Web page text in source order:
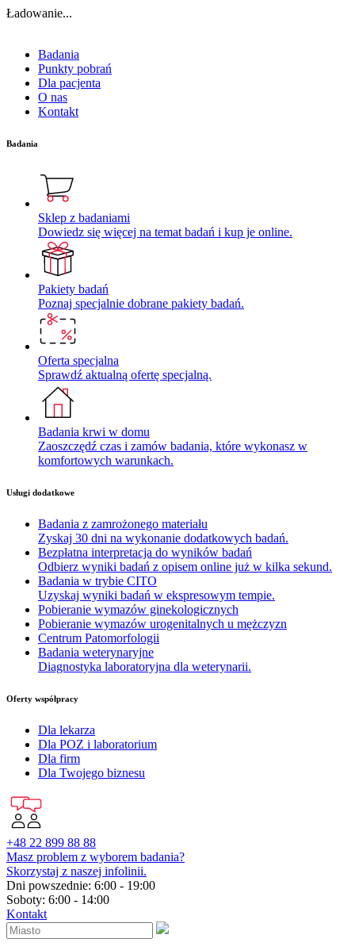
Ładowanie...
Badania
Punkty pobrań
Dla pacjenta
O nas
Kontakt
Badania
Sklep z badaniami
Dowiedz się więcej na temat badań i kup je online.
Pakiety badań
Poznaj specjalnie dobrane pakiety badań.
Oferta specjalna
Sprawdź aktualną ofertę specjalną.
Badania krwi w domu
Zaoszczędź czas i zamów badania, które wykonasz w
komfortowych warunkach.
Usługi dodatkowe
Badania z zamrożonego materiału
Zyskaj 30 dni na wykonanie dodatkowych badań.
Bezpłatna interpretacja do wyników badań
Odbierz wyniki badań z opisem online już w kilka sekund.
Badania w trybie CITO
Uzyskaj wyniki badań w ekspresowym tempie.
Pobieranie wymazów ginekologicznych
Pobieranie wymazów urogenitalnych u mężczyzn
Centrum Patomorfologii
Badania weterynaryjne
Diagnostyka laboratoryjna dla weterynarii.
Oferty współpracy
Dla lekarza
Dla POZ i laboratorium
Dla firm
Dla Twojego biznesu
+48 22 899 88 88
Masz problem z wyborem badania?
Skorzystaj z naszej infolinii.
Dni powszednie: 6:00 - 19:00
Soboty: 6:00 - 14:00
Kontakt